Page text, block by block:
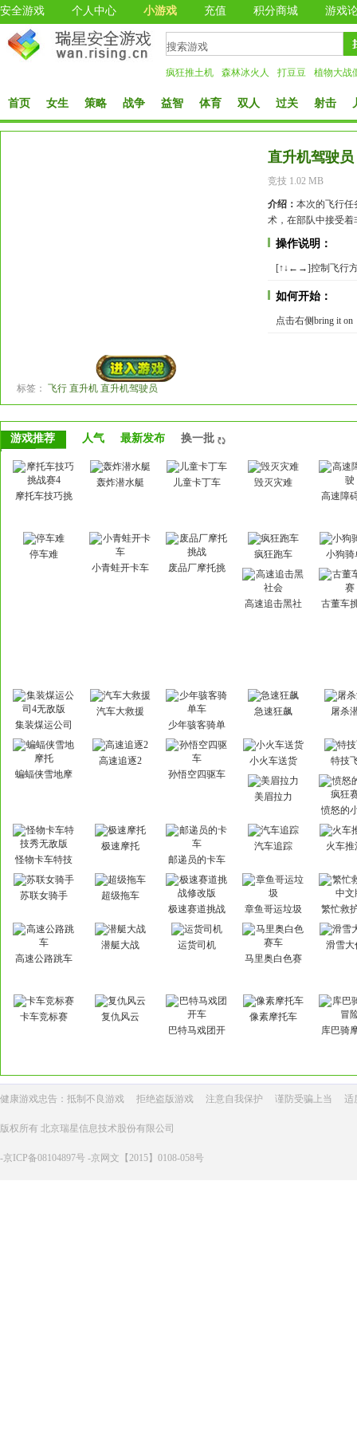
安全游戏 个人中心 小游戏 充值 积分商城 游戏
疯狂推土机 森林冰火人 打豆豆 植物大战
首页 女生 策略 战争 益智 体育 双人 过关 射击
直升机驾驶员
竞技 1.02 MB
介绍： 本次的飞行任
术，在部队中接受
操作说明：
[↑↓←→]控制飞行方
如何开始：
点击右侧bring it
标签： 飞行 直升机 直升机驾驶员
游戏推荐 人气 最新发布 换一批
摩托车技巧挑
轰炸潜水艇 儿童卡丁车
毁灭灾难
高速障
停车难
小青蛙开卡车
废品厂摩托挑
疯狂跑车 小狗骑
高速追击黑社
古董车
集装煤运公司
汽车大救援
少年骇客骑单
急速狂飙 屠杀
蝙蝠侠雪地摩
高速追逐2
孙悟空四驱车
小火车送货 特技
美眉拉力
愤怒的
怪物卡车特技
极速摩托
邮递员的卡车
汽车追踪 火车推
苏联女骑手
超级拖车
极速赛道挑战
章鱼哥运垃圾
繁忙救
高速公路跳车
潜艇大战
运货司机
马里奥白色赛
滑雪大
卡车竞标赛
复仇风云
巴特马戏团开
像素摩托车
库巴骑
健康游戏忠告：抵制不良游戏 拒绝盗版游戏 注意自我保护 谨防受骗上当 适
版权所有 北京瑞星信息技术股份有限公司
-京ICP备08104897号 -京网文【2015】0108-058号